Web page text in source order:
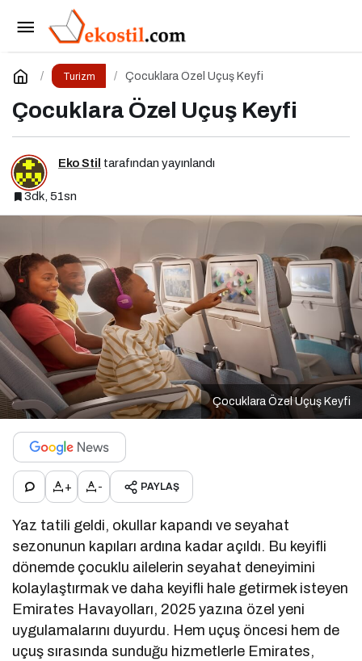
Turizm Çocuklara Özel Uçuş Keyfi
Çocuklara Özel Uçuş Keyfi
Eko Stil tarafından yayınlandı
3dk, 51sn
Çocuklara Özel Uçuş Keyfi
+ - PAYLAŞ
Yaz tatili geldi, okullar kapandı ve seyahat
sezonunun kapıları ardına kadar açıldı. Bu keyifli
dönemde çocuklu ailelerin seyahat deneyimini
kolaylaştırmak ve daha keyifli hale getirmek isteyen
Emirates Havayolları, 2025 yazına özel yeni
uygulamalarını duyurdu. Hem uçuş öncesi hem de
uçuş sırasında sunduğu hizmetlerle Emirates,
Antalya’da 3 Günde Gezilecek Yerler
Yorum Yap